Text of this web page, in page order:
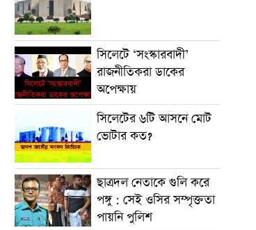
সিলেটে ‘সংস্কারবাদী’
রাজনীতিকরা ডাকের
অপেক্ষায়
সিলেটের ৬টি আসনে মোট
ভোটার কত?
ছাত্রদল নেতাকে গুলি করে
পঙ্গু : সেই ওসির সম্পৃক্ততা
পায়নি পুলিশ